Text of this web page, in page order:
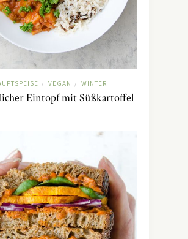
/ VEGAN / WINTER
Eintopf mit Süßkartoffel